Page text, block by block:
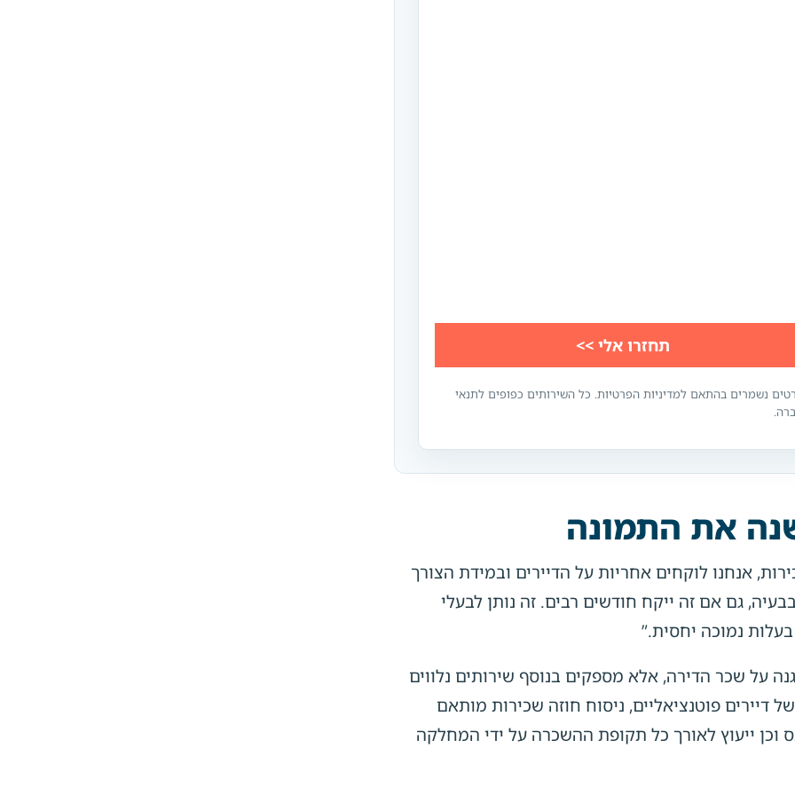
נשמרים בהתאם למדיניות הפרטיות. כל השירותים כפופים לתנאי
את התמונה
אנחנו לוקחים אחריות על הדיירים ובמידת הצורך
גם אם זה ייקח חודשים רבים. זה נותן לבעלי
נמוכה יחסית.”
על שכר הדירה, אלא מספקים בנוסף שירותים נלווים
דיירים פוטנציאליים, ניסוח חוזה שכירות מותאם
וכן ייעוץ לאורך כל תקופת ההשכרה על ידי המחלקה